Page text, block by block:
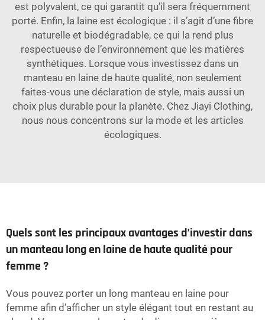
est polyvalent, ce qui garantit qu’il sera fréquemment
porté. Enfin, la laine est écologique : il s’agit d’une fibre
naturelle et biodégradable, ce qui la rend plus
respectueuse de l’environnement que les matières
synthétiques. Lorsque vous investissez dans un
manteau en laine de haute qualité, non seulement
faites-vous une déclaration de style, mais aussi un
choix plus durable pour la planète. Chez Jiayi Clothing,
nous nous concentrons sur la mode et les articles
écologiques.
Quels sont les principaux avantages d’investir dans
un manteau long en laine de haute qualité pour
femme ?
Vous pouvez porter un long manteau en laine pour
femme afin d’afficher un style élégant tout en restant au